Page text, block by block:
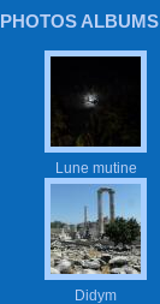
PHOTOS ALBUMS
Lune mutine
Didym